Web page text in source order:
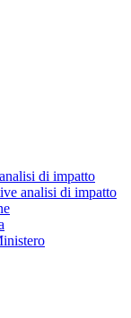
di impatto
analisi di impatto